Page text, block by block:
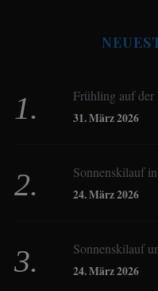
Birgit Werner
Christoph Schrahe
Frühling auf der
31. März 2026
Sonnenskilauf
24. März 2026
Sonnenskilauf
24. März 2026